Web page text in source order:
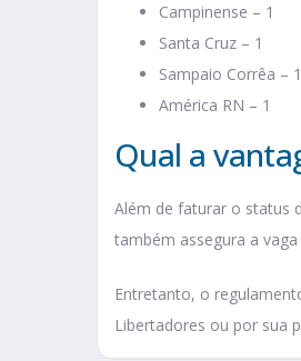
Campinense – 1
Santa Cruz – 1
Sampaio Corrêa – 1
América RN – 1
Qual a
Além de faturar o status
também assegura a
Entretanto, o
Libertadores ou por sua